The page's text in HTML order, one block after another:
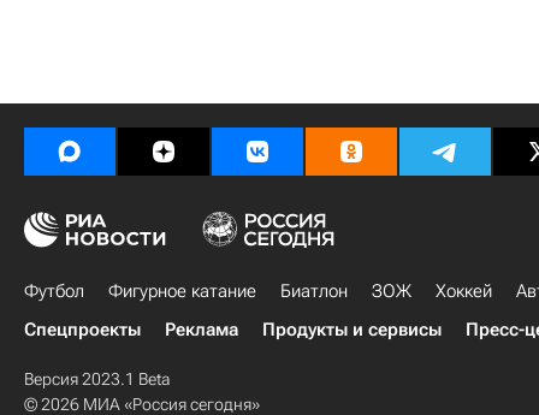
Футбол Фигурное катание Биатлон ЗОЖ Хоккей
Спецпроекты
Реклама Продукты и сервисы Пресс-
Версия 2023.1 Beta
© 2026 МИА «Россия сегодня»